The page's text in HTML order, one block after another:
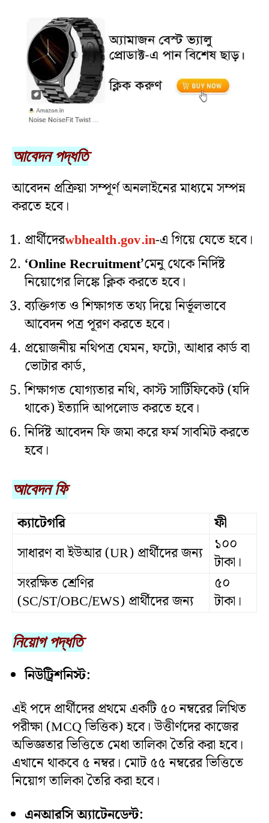
আবেদন পদ্ধতি
আবেদন প্রক্রিয়া সম্পূর্ণ অনলাইনের মাধ্যমে সম্পন্ন
করতে হবে।
প্রার্থীদেরwbhealth.gov.in-এ গিয়ে যেতে হবে।
‘Online Recruitment’মেনু থেকে নির্দিষ্ট
নিয়োগের লিঙ্কে ক্লিক করতে হবে।
ব্যক্তিগত ও শিক্ষাগত তথ্য দিয়ে নির্ভূলভাবে
আবেদন পত্র পূরণ করতে হবে।
প্রয়োজনীয় নথিপত্র যেমন, ফটো, আধার কার্ড বা
ভোটার কার্ড,
শিক্ষাগত যোগ্যতার নথি, কাস্ট সার্টিফিকেট (যদি
থাকে) ইত্যাদি আপলোড করতে হবে।
নির্দিষ্ট আবেদন ফি জমা করে ফর্ম সাবমিট করতে
হবে।
আবেদন ফি
ক্যাটেগরি
ফী
সাধারণ বা ইউআর (UR) প্রার্থীদের জন্য ১০০
টাকা।
সংরক্ষিত শ্রেণির
(SC/ST/OBC/EWS) প্রার্থীদের জন্য
৫০
টাকা।
নিয়োগ পদ্ধতি
নিউট্রিশনিস্ট:
এই পদে প্রার্থীদের প্রথমে একটি ৫০ নম্বরের লিখিত
পরীক্ষা (MCQ ভিত্তিক) হবে। উত্তীর্ণদের কাজের
অভিজ্ঞতার ভিত্তিতে মেধা তালিকা তৈরি করা হবে।
এখানে থাকবে ৫ নম্বর। মোট ৫৫ নম্বরের ভিত্তিতে
নিয়োগ তালিকা তৈরি করা হবে।
এনআরসি অ্যাটেনডেন্ট: